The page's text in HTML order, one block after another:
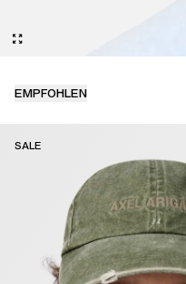
EMPFOHLEN
SALE